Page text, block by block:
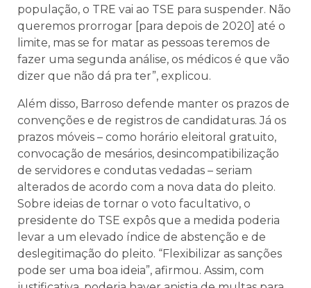
população, o TRE vai ao TSE para suspender. Não
queremos prorrogar [para depois de 2020] até o
limite, mas se for matar as pessoas teremos de
fazer uma segunda análise, os médicos é que vão
dizer que não dá pra ter”, explicou.
Além disso, Barroso defende manter os prazos de
convenções e de registros de candidaturas. Já os
prazos móveis – como horário eleitoral gratuito,
convocação de mesários, desincompatibilização
de servidores e condutas vedadas – seriam
alterados de acordo com a nova data do pleito.
Sobre ideias de tornar o voto facultativo, o
presidente do TSE expôs que a medida poderia
levar a um elevado índice de abstenção e de
deslegitimação do pleito. “Flexibilizar as sanções
pode ser uma boa ideia”, afirmou. Assim, com